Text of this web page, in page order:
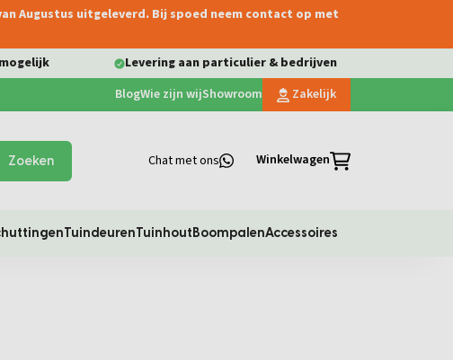
Augustus uitgeleverd. Bij spoed neem contact op met
Levering aan particulier & bedrijven
BlogWie zijn wijShowroom Zakelijk
Chat met ons Winkelwagen
Zoeken
TuindeurenTuinhoutBoompalenAccessoires